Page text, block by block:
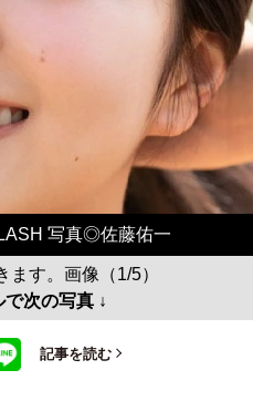
写真◎佐藤佑一
ます。画像（1/5）
で次の写真 ↓
記事を読む